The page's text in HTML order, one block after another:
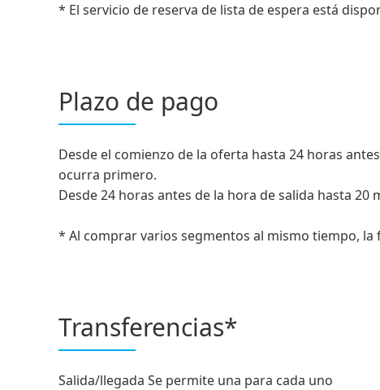
* El servicio de reserva de lista de espera está
Plazo de pago
Desde el comienzo de la oferta hasta 24 horas
ocurra primero.
Desde 24 horas antes de la hora de salida hasta
* Al comprar varios segmentos al mismo tiempo,
Transferencias*
Salida/llegada Se permite una para cada uno